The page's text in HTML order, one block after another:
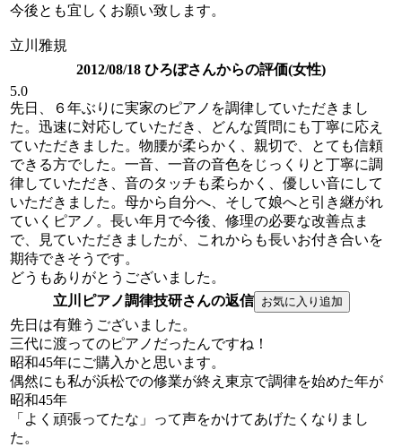
今後とも宜しくお願い致します。
立川雅規
2012/08/18 ひろぽさんからの評価(女性)
5.0
先日、６年ぶりに実家のピアノを調律していただきまし
た。迅速に対応していただき、どんな質問にも丁寧に応え
ていただきました。物腰が柔らかく、親切で、とても信頼
できる方でした。一音、一音の音色をじっくりと丁寧に調
律していただき、音のタッチも柔らかく、優しい音にして
いただきました。母から自分へ、そして娘へと引き継がれ
ていくピアノ。長い年月で今後、修理の必要な改善点ま
で、見ていただきましたが、これからも長いお付き合いを
期待できそうです。
どうもありがとうございました。
立川ピアノ調律技研さんの返信
先日は有難うございました。
三代に渡ってのピアノだったんですね！
昭和45年にご購入かと思います。
偶然にも私が浜松での修業が終え東京で調律を始めた年が
昭和45年
「よく頑張ってたな」って声をかけてあげたくなりまし
た。